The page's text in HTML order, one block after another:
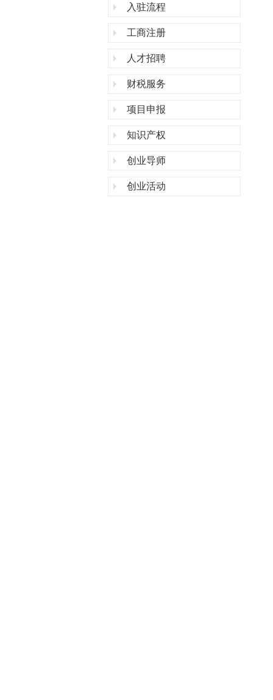
入驻流程
工商注册
人才招聘
财税服务
项目申报
知识产权
创业导师
创业活动